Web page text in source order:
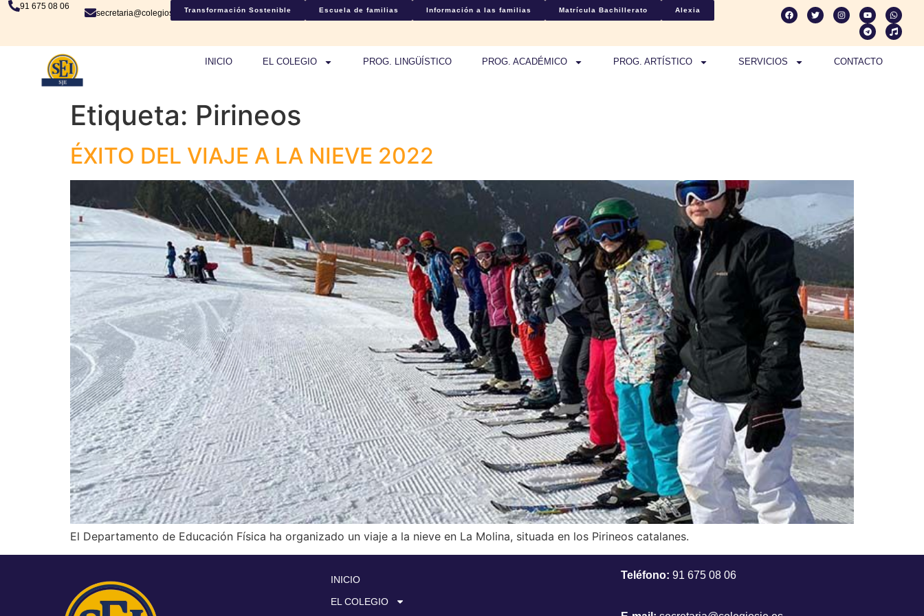
91 675 08 06
secretaria@colegiosje.esTransformación Sostenible Escuela de familias Información a las familias Matrícula Bachillerato Alexia
INICIO EL COLEGIO PROG. LINGÜÍSTICO PROG. ACADÉMICO PROG. ARTÍSTICO SERVICIOS CONTACTO
Etiqueta: Pirineos
ÉXITO DEL VIAJE A LA NIEVE 2022
El Departamento de Educación Física ha organizado un viaje a la nieve en La Molina, situada en los Pirineos catalanes.
INICIO
EL COLEGIO
Teléfono: 91 675 08 06